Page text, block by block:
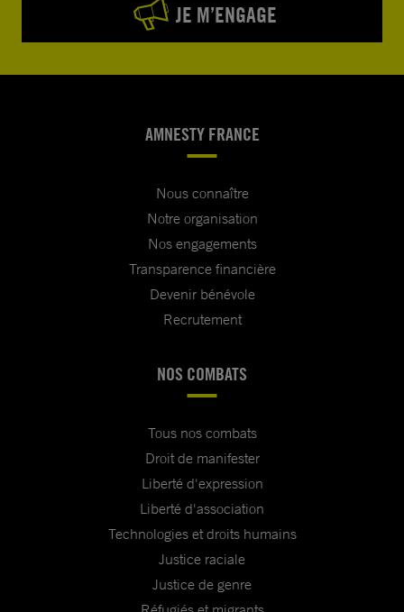
JE M’ENGAGE
AMNESTY FRANCE
Nous connaître
Notre organisation
Nos engagements
Transparence financière
Devenir bénévole
Recrutement
NOS COMBATS
Tous nos combats
Droit de manifester
Liberté d'expression
Liberté d'association
Technologies et droits humains
Justice raciale
Justice de genre